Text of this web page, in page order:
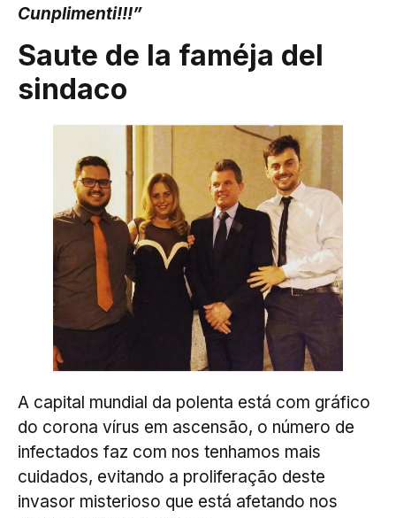
Cunplimenti!!!”
Saute de la faméja del
sindaco
A capital mundial da polenta está com gráfico
do corona vírus em ascensão, o número de
infectados faz com nos tenhamos mais
cuidados, evitando a proliferação deste
invasor misterioso que está afetando nos